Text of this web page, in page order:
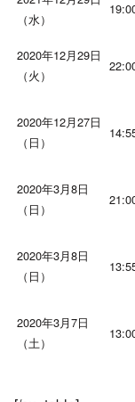
（水）
2020年12月29日
（火）
2020年12月27日
（日）
2020年3月8日
（日）
2020年3月8日
（日）
2020年3月7日
（土）